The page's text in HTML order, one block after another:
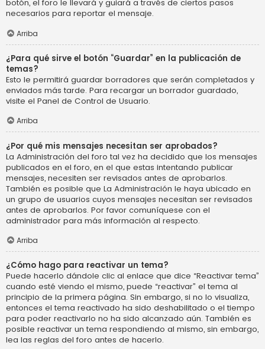
botón, el foro le llevará y guiará a través de ciertos pasos
necesarios para reportar el mensaje.
Arriba
¿Para qué sirve el botón “Guardar” en la publicación de
temas?
Esto le permitirá guardar borradores que serán completados y
enviados más tarde. Para recargar un borrador guardado,
visite el Panel de Control de Usuario.
Arriba
¿Por qué mis mensajes necesitan ser aprobados?
La Administración del foro tal vez ha decidido que los mensajes
publicados en el foro, en el que estas intentando publicar
mensajes, necesiten ser revisados antes de aprobarlos.
También es posible que La Administración le haya ubicado en
un grupo de usuarios cuyos mensajes necesitan ser revisados
antes de aprobarlos. Por favor comuníquese con el
administrador para más información al respecto.
Arriba
¿Cómo hago para reactivar un tema?
Puede hacerlo dándole clic al enlace que dice “Reactivar tema”
cuando esté viendo el mismo, puede “reactivar” el tema al
principio de la primera página. Sin embargo, si no lo visualiza,
entonces el tema reactivado ha sido deshabilitado o el tiempo
para poder reactivarlo no ha sido alcanzado aún. También es
posible reactivar un tema respondiendo al mismo, sin embargo,
lea las reglas del foro antes de hacerlo.